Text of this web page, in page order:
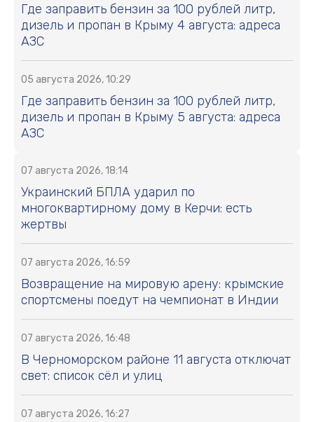
Где заправить бензин за 100 рублей литр,
дизель и пропан в Крыму 4 августа: адреса
АЗС
05 августа 2026, 10:29
Где заправить бензин за 100 рублей литр,
дизель и пропан в Крыму 5 августа: адреса
АЗС
07 августа 2026, 18:14
Украинский БПЛА ударил по
многоквартирному дому в Керчи: есть
жертвы
07 августа 2026, 16:59
Возвращение на мировую арену: крымские
спортсмены поедут на чемпионат в Индии
07 августа 2026, 16:48
В Черноморском районе 11 августа отключат
свет: список сёл и улиц
07 августа 2026, 16:27